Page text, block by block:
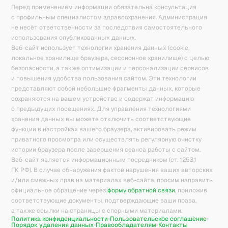
Перед применением информации обязательна консультация
с профильным специалистом здравоохранения. Администрация
не несёт ответственности за последствия самостоятельного
использования опубликованных данных.
Веб-сайт использует технологии хранения данных (cookie,
локальное хранилище браузера, сессионное хранилище) с целью
безопасности, а также оптимизации и персонализации сервисов
и повышения удобства пользования сайтом. Эти технологии
представляют собой небольшие фрагменты данных, которые
сохраняются на вашем устройстве и содержат информацию
о предыдущих посещениях. Для управления технологиями
хранения данных вы можете отключить соответствующие
функции в настройках вашего браузера, активировать режим
приватного просмотра или осуществлять регулярную очистку
истории браузера после завершения сеанса работы с сайтом.
Веб-сайт является информационным посредником (ст. 1253.1
ГК РФ). В случае обнаружения фактов нарушения ваших авторских
и/или смежных прав на материалах веб-сайта, просим направить
официальное обращение через форму обратной связи, приложив
соответствующие документы, подтверждающие ваши права,
а также ссылки на страницы с спорными материалами.
Политика конфиденциальности Пользовательское соглашение
Порядок удаления данных Правообладателям Контакты